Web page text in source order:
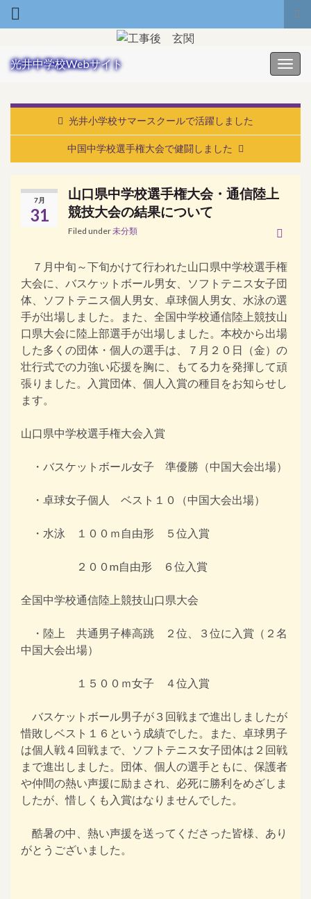
Search for:
光井中学校Webサイト
光井小学校サマースクールで活躍しました
中国中学校選手権大会で健闘しました
7月
31
山口県中学校選手権大会・通信陸上
競技大会の結果について
Filed under未分類
７月中旬～下旬かけて行われた山口県中学校選手権
大会に、バスケットボール男女、ソフトテニス女子団
体、ソフトテニス個人男女、卓球個人男女、水泳の選
手が出場しました。また、全国中学校通信陸上競技山
口県大会に陸上部選手が出場しました。本校から出場
した多くの団体・個人の選手は、７月２０日（金）の
壮行式での力強い応援を胸に、もてる力を発揮して頑
張りました。入賞団体、個人入賞の種目をお知らせし
ます。
山口県中学校選手権大会入賞
・バスケットボール女子 準優勝（中国大会出場）
・卓球女子個人 ベスト１０（中国大会出場）
・水泳 １００ｍ自由形 ５位入賞
２００m自由形 ６位入賞
全国中学校通信陸上競技山口県大会
・陸上 共通男子棒高跳 ２位、３位に入賞（２名
中国大会出場）
１５００ｍ女子 ４位入賞
バスケットボール男子が３回戦まで進出しましたが
惜敗しベスト１６という成績でした。また、卓球男子
は個人戦４回戦まで、ソフトテニス女子団体は２回戦
まで進出しました。団体、個人の選手ともに、保護者
や仲間の熱い声援に励まされ、必死に勝利をめざしま
したが、惜しくも入賞はなりませんでした。
酷暑の中、熱い声援を送ってくださった皆様、あり
がとうございました。